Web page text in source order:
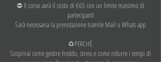
⛔ Il corso avrà il costo di €65 con un limite massimo di
partecipanti
Sarà necessaria la prenotazione tramite Mail o Whats app
♻PERCHÉ.
Scoprirai come gestire freddo, stress e come ridurre i tempi di